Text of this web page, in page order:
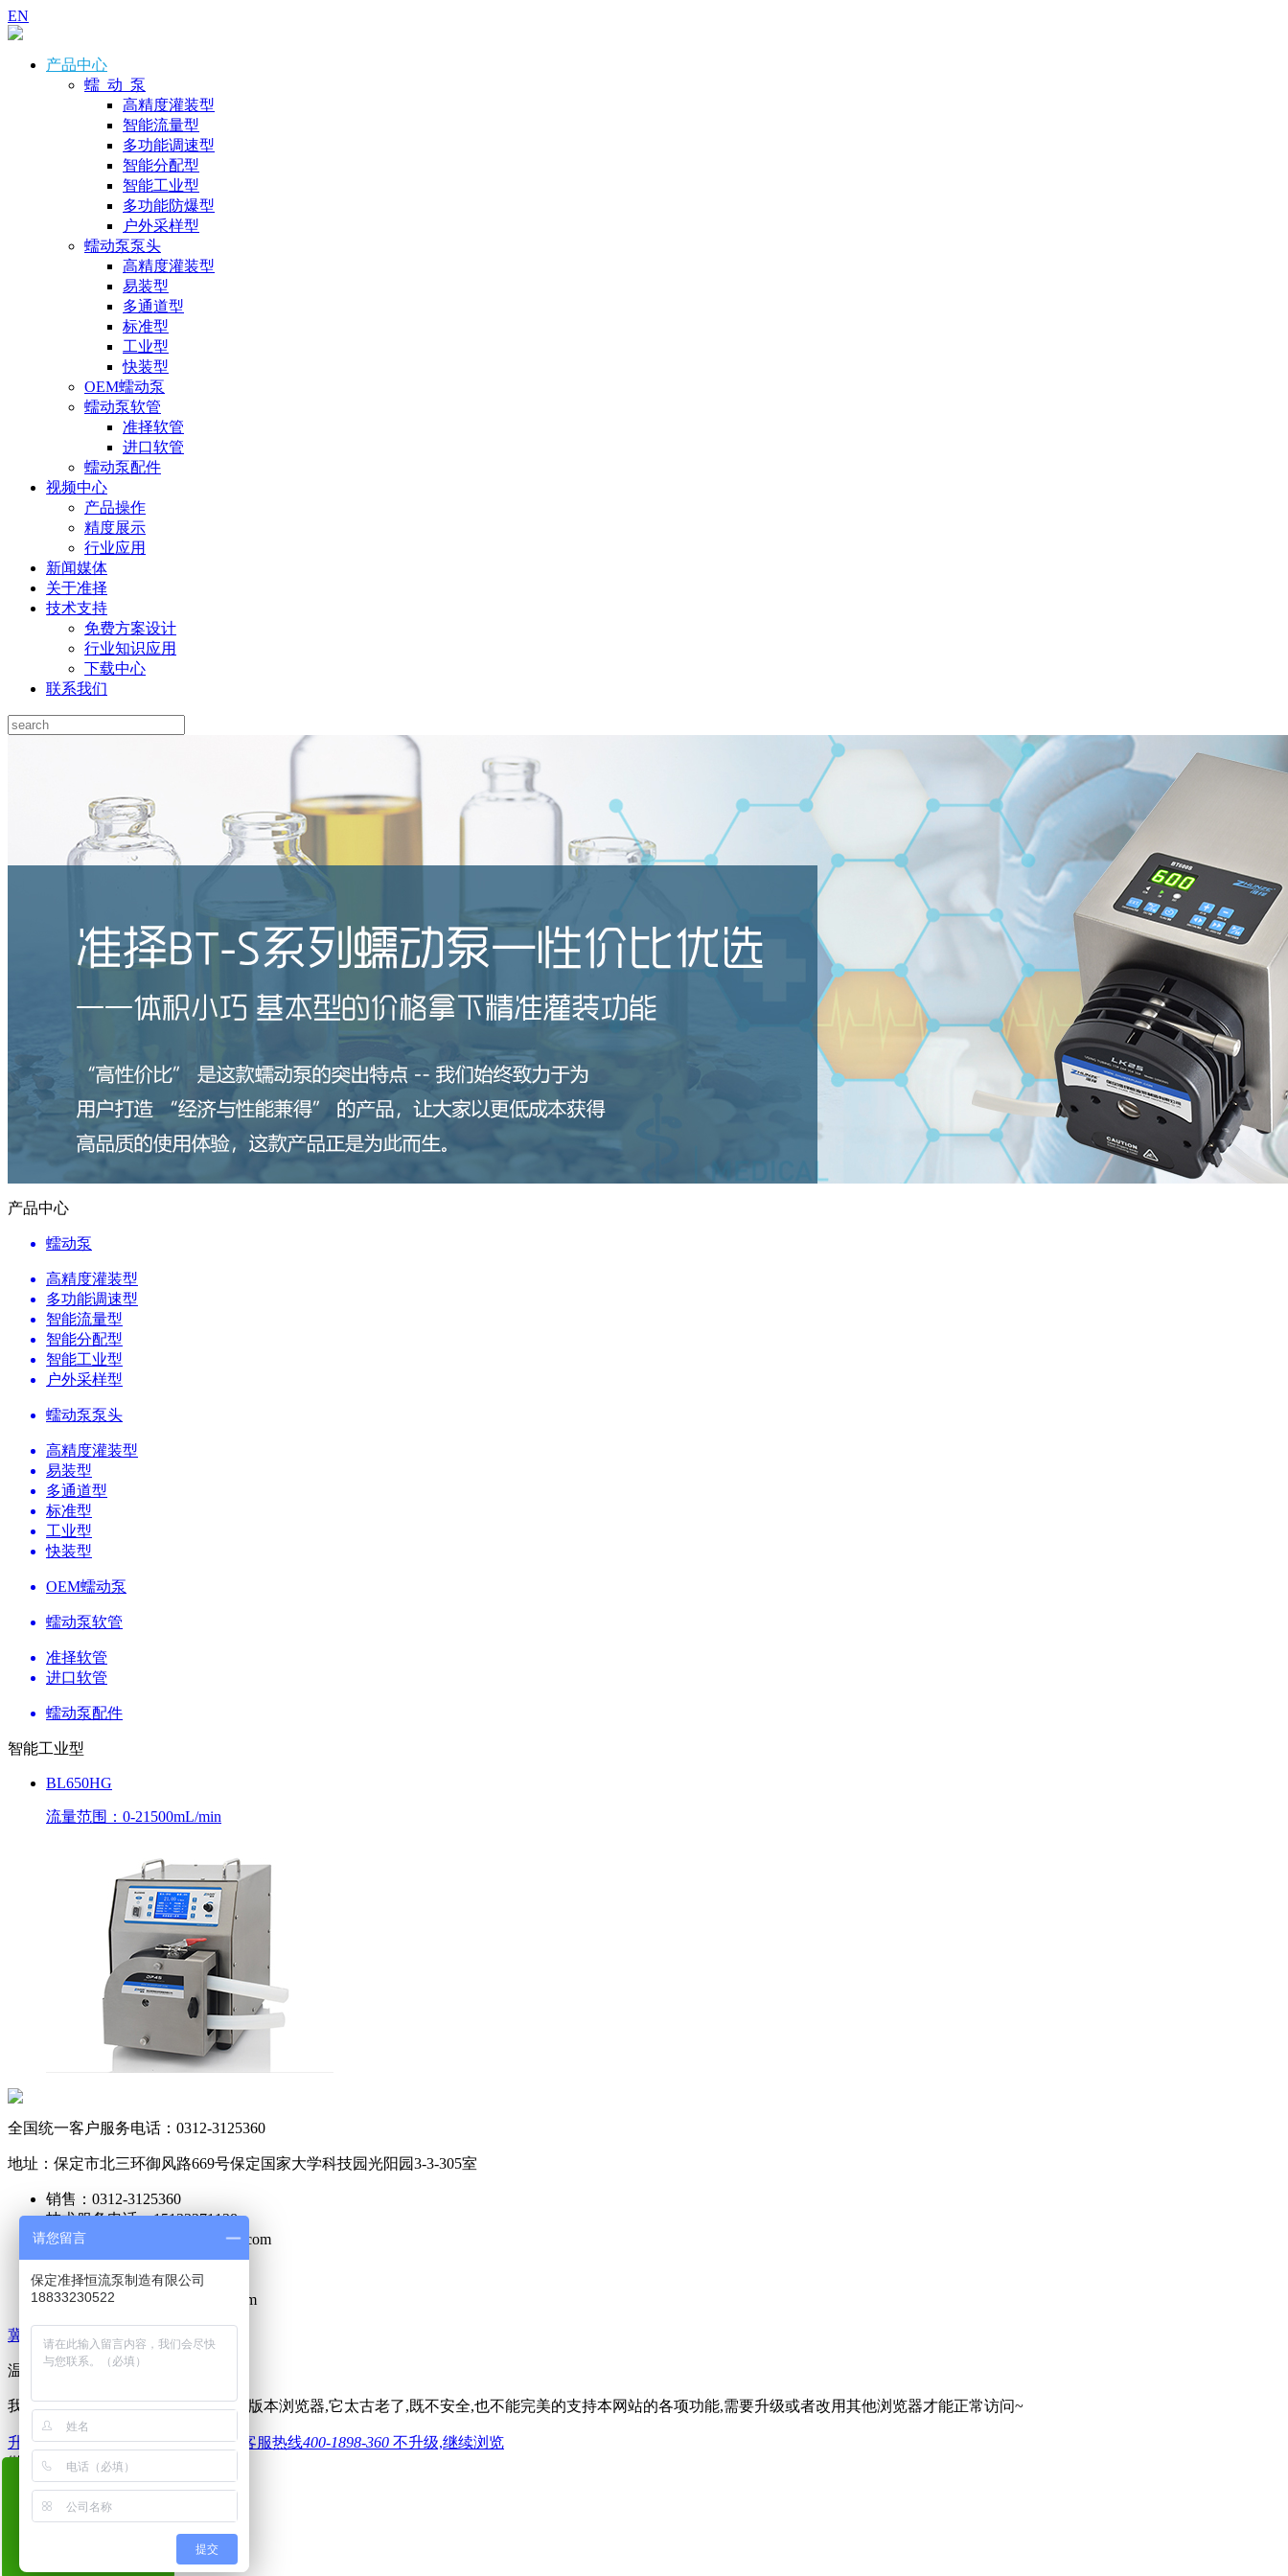
EN
产品中心
蠕 动 泵
高精度灌装型
智能流量型
多功能调速型
智能分配型
智能工业型
多功能防爆型
户外采样型
蠕动泵泵头
高精度灌装型
易装型
多通道型
标准型
工业型
快装型
OEM蠕动泵
蠕动泵软管
准择软管
进口软管
蠕动泵配件
视频中心
产品操作
精度展示
行业应用
新闻媒体
关于准择
技术支持
免费方案设计
行业知识应用
下载中心
联系我们
产品中心
蠕动泵
高精度灌装型
多功能调速型
智能流量型
智能分配型
智能工业型
户外采样型
蠕动泵泵头
高精度灌装型
易装型
多通道型
标准型
工业型
快装型
OEM蠕动泵
蠕动泵软管
准择软管
进口软管
蠕动泵配件
智能工业型
BL650HG
流量范围：0-21500mL/min
全国统一客户服务电话： 0312-3125360
地址：保定市北三环御风路669号保定国家大学科技园光阳园3-3-305室
销售：0312-3125360
技术服务电话：15133271138
网址：http://www.zhunzepump.com
传真：0312-3125400
售后服务电话：0312-8505888
邮箱：zhunze@zhunzepump.com
冀ICP备17003663号-1
温馨提示！请使用更先进的浏览器
我们在检测到您正在使用IE10.0以下版本浏览器,它太古老了,既不安全,也不能完美的支持本网站的各项功能,需要升级或者改用其他浏览器才能正常访问~
升级 下载其他浏览器 全国客服热线400-1898-360 不升级,继续浏览
微信号
18833230522
加微
电话
在线咨询
请您留言
保定准择恒流泵制造有限公司
18833230522
提交